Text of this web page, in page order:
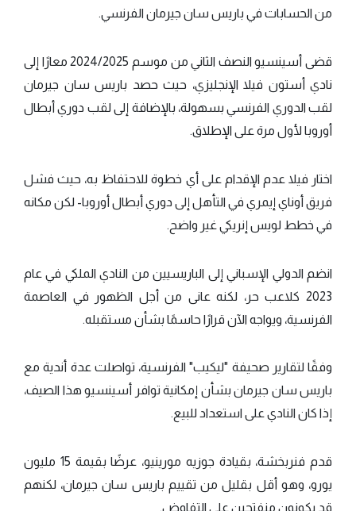
من الحسابات في باريس سان جيرمان الفرنسي.
قضى أسينسيو النصف الثاني من موسم 2024/2025 معارًا إلى
نادي أستون فيلا الإنجليزي، حيث حصد باريس سان جيرمان
لقب الدوري الفرنسي بسهولة، بالإضافة إلى لقب دوري أبطال
أوروبا لأول مرة على الإطلاق.
اختار فيلا عدم الإقدام على أي خطوة للاحتفاظ به، حيث فشل
فريق أوناي إيمري في التأهل إلى دوري أبطال أوروبا- لكن مكانه
في خطط لويس إنريكي غير واضح.
انضم الدولي الإسباني إلى الباريسيين من النادي الملكي في عام
2023 كلاعب حر، لكنه عانى من أجل الظهور في العاصمة
الفرنسية، ويواجه الآن قرارًا حاسمًا بشأن مستقبله.
وفقًا لتقارير صحيفة "ليكيب" الفرنسية، تواصلت عدة أندية مع
باريس سان جيرمان بشأن إمكانية توافر أسينسيو هذا الصيف،
إذا كان النادي على استعداد للبيع.
قدم فنربخشة، بقيادة جوزيه مورينيو، عرضًا بقيمة 15 مليون
يورو، وهو أقل بقليل من تقييم باريس سان جيرمان، لكنهم
قد يكونون منفتحين على التفاوض.